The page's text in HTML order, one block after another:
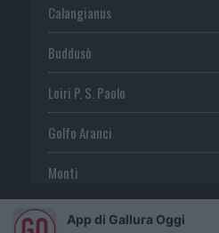
Calangianus
Buddusò
Loiri P. S. Paolo
Golfo Aranci
Monti
TeltiApp di Gallura Oggi